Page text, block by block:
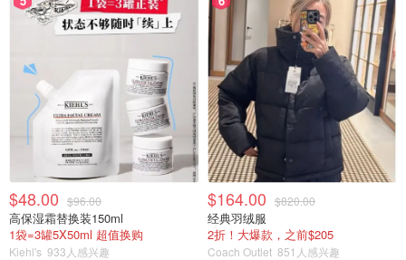
$48.00 $96.00
高保湿霜替换装150ml
1袋=3罐5X50ml 超值换购
Kiehl's 933人感兴趣
$164.00 $820.00
经典羽绒服
2折！大爆款，之前$205
Coach Outlet 851人感兴趣